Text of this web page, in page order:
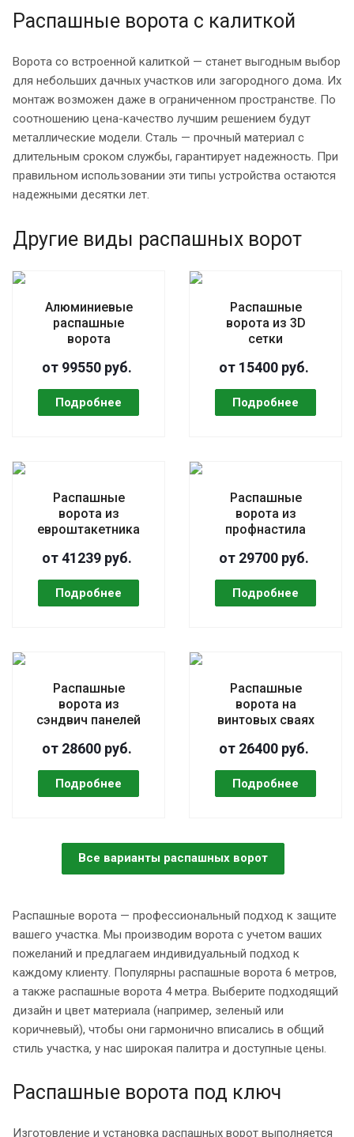
Распашные ворота с калиткой
Ворота со встроенной калиткой — станет выгодным выбор
для небольших дачных участков или загородного дома. Их
монтаж возможен даже в ограниченном пространстве. По
соотношению цена-качество лучшим решением будут
металлические модели. Сталь — прочный материал с
длительным сроком службы, гарантирует надежность. При
правильном использовании эти типы устройства остаются
надежными десятки лет.
Другие виды распашных ворот
Алюминиевые
распашные
ворота
от 99550 руб.
Распашные
ворота из 3D
сетки
от 15400 руб.
Распашные
ворота из
евроштакетника
от 41239 руб.
Распашные
ворота из
профнастила
от 29700 руб.
Распашные
ворота из
сэндвич панелей
от 28600 руб.
Распашные
ворота на
винтовых сваях
от 26400 руб.
Все варианты распашных ворот
Распашные ворота — профессиональный подход к защите
вашего участка. Мы производим ворота с учетом ваших
пожеланий и предлагаем индивидуальный подход к
каждому клиенту. Популярны распашные ворота 6 метров,
а также распашные ворота 4 метра. Выберите подходящий
дизайн и цвет материала (например, зеленый или
коричневый), чтобы они гармонично вписались в общий
стиль участка, у нас широкая палитра и доступные цены.
Распашные ворота под ключ
Изготовление и установка распашных ворот выполняется